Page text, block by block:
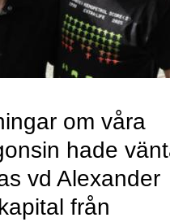
om våra
hade
vd Alexander
från